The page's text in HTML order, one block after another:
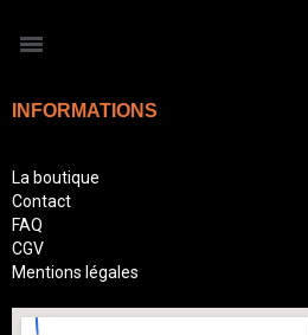
INFORMATIONS
La boutique
Contact
FAQ
CGV
Mentions légales